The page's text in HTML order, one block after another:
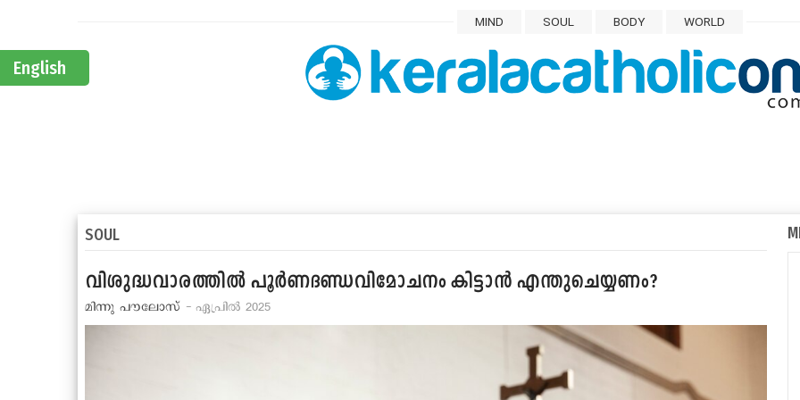
MIND SOUL BODY WORLD
English
SOUL
വിശുദ്ധവാരത്തില്‍ പൂര്‍ണദണ്ഡവിമോചനം കിട്ടാന്‍ എന്തുചെയ്യണം?
മിന്നു പൗലോസ് - ഏപ്രില്‍ 2025